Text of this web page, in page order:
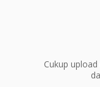
Cukup